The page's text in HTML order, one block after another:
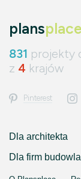
plansplace
831 projekty
z 4 krajów
Pinterest
Dla architekta
Dla firm